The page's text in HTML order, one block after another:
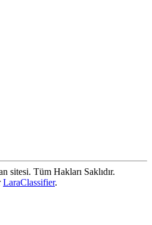
sitesi. Tüm Hakları Saklıdır.
LaraClassifier.